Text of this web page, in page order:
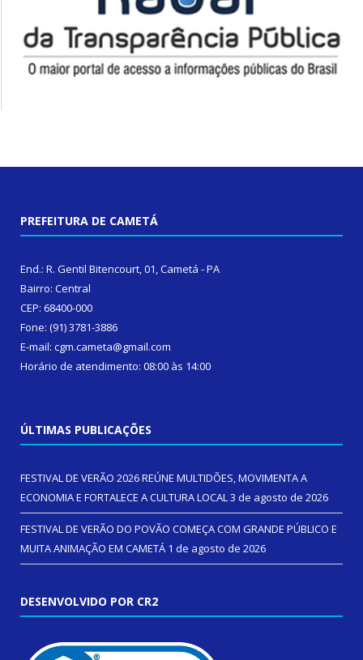
PREFEITURA DE CAMETÁ
End.: R. Gentil Bitencourt, 01, Cametá - PA
Bairro: Central
CEP: 68400-000
Fone: (91) 3781-3886
E-mail: cgm.cameta@gmail.com
Horário de atendimento: 08:00 às 14:00
ÚLTIMAS PUBLICAÇÕES
FESTIVAL DE VERÃO 2026 REÚNE MULTIDÕES, MOVIMENTA A
ECONOMIA E FORTALECE A CULTURA LOCAL3 de agosto de 2026
FESTIVAL DE VERÃO DO POVÃO COMEÇA COM GRANDE PÚBLICO E
MUITA ANIMAÇÃO EM CAMETÁ 1 de agosto de 2026
DESENVOLVIDO POR CR2